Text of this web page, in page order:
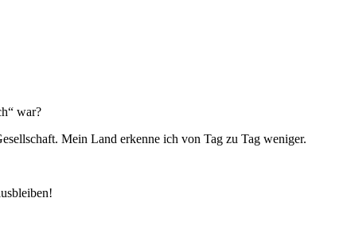
war?
Mein Land erkenne ich von Tag zu Tag weniger.